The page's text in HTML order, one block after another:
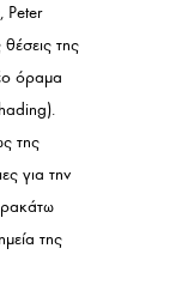
Peter
της
όραμα
της
για την
της